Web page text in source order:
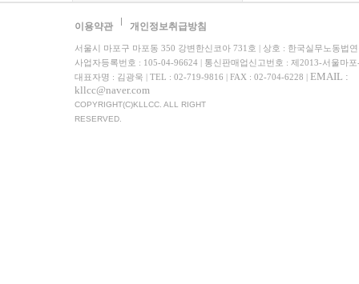
이용약관 개인정보취급방침
서울시 마포구 마포동 350 강변한신코아 731호 | 상호 : 한국실무노동법
사업자등록번호 : 105-04-96624 | 통신판매업신고번호 : 제2013-서울마
대표자명 : 김광욱 | TEL : 02-719-9816 | FAX : 02-704-6228 | EMAIL :
kllcc@naver.com
COPYRIGHT(C)KLLCC. ALL RIGHT
RESERVED.